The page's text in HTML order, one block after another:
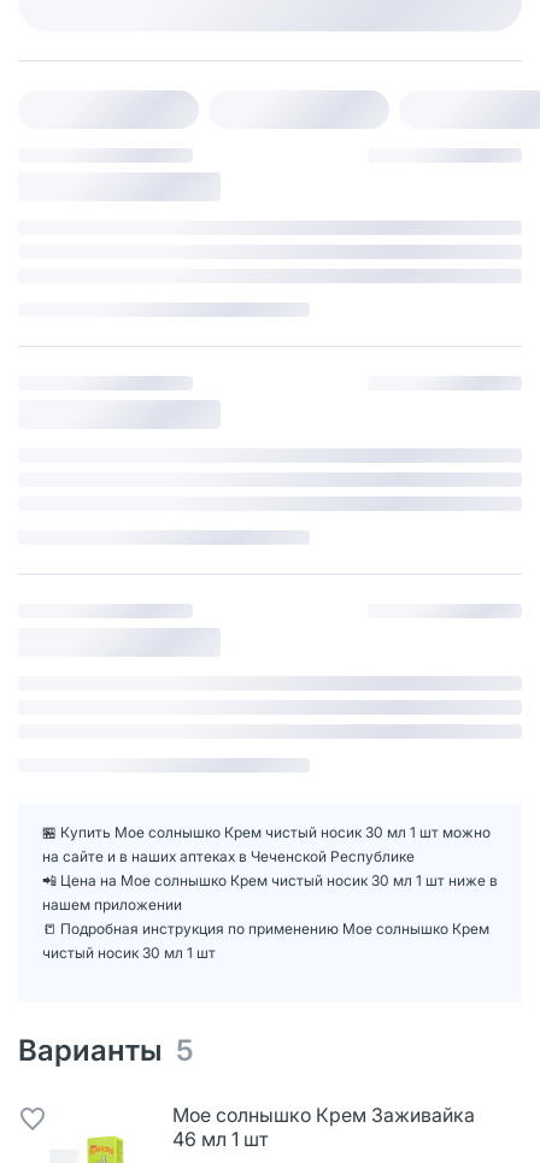
🏪 Купить Мое солнышко Крем чистый носик 30 мл 1 шт можно
на сайте и в наших аптеках в Чеченской Республике
📲 Цена на Мое солнышко Крем чистый носик 30 мл 1 шт ниже в
нашем приложении
📒 Подробная инструкция по применению Мое солнышко Крем
чистый носик 30 мл 1 шт
Варианты 5
Мое солнышко Крем Заживайка
46 мл 1 шт